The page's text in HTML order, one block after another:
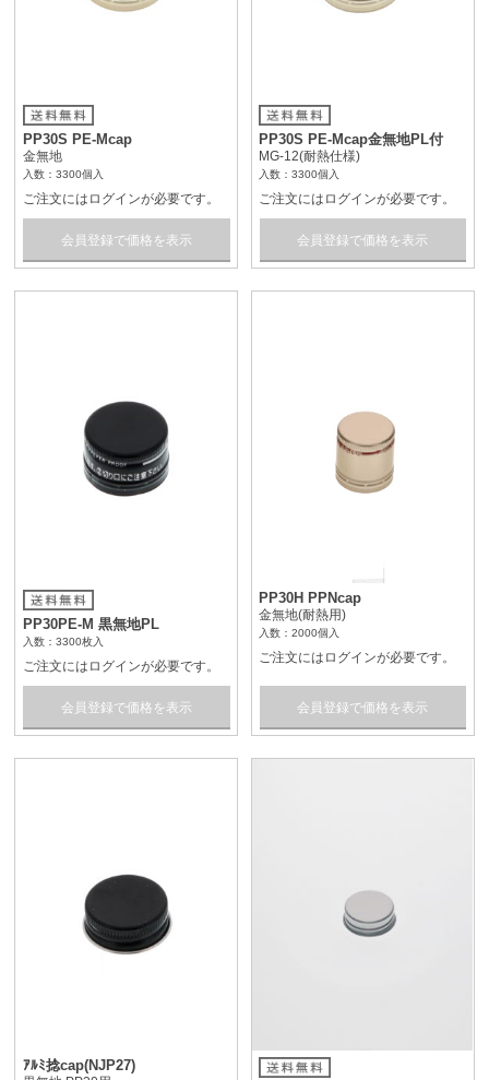
PP30S PE-Mcap
金無地
入数：3300個入
ご注文にはログインが必要です。
会員登録で価格を表示
PP30S PE-Mcap金無地PL付
MG-12(耐熱仕様)
入数：3300個入
ご注文にはログインが必要です。
会員登録で価格を表示
PP30PE-M 黒無地PL
入数：3300枚入
ご注文にはログインが必要です。
会員登録で価格を表示
PP30H PPNcap
金無地(耐熱用)
入数：2000個入
ご注文にはログインが必要です。
会員登録で価格を表示
ｱﾙﾐ捻cap(NJP27)